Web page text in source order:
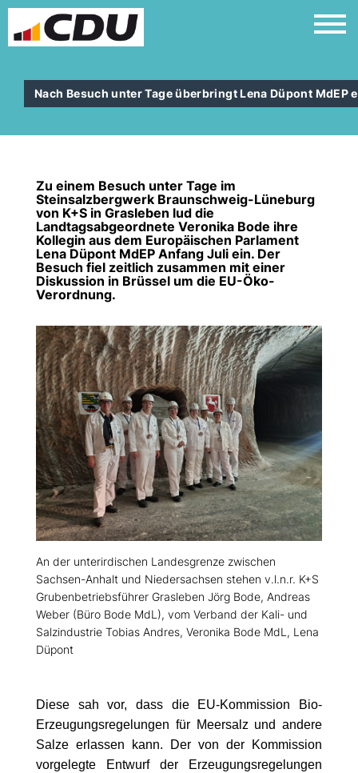
Nach Besuch unter Tage überbringt Lena Düpont
Zu einem Besuch unter Tage im
Steinsalzbergwerk Braunschweig-Lüneburg
von K+S in Grasleben lud die
Landtagsabgeordnete Veronika Bode ihre
Kollegin aus dem Europäischen Parlament
Lena Düpont MdEP Anfang Juli ein. Der
Besuch fiel zeitlich zusammen mit einer
Diskussion in Brüssel um die EU-Öko-
Verordnung.
An der unterirdischen Landesgrenze zwischen
Sachsen-Anhalt und Niedersachsen stehen v.l.n.r. K+S
Grubenbetriebsführer Grasleben Jörg Bode, Andreas
Weber (Büro Bode MdL), vom Verband der Kali- und
Salzindustrie Tobias Andres, Veronika Bode MdL, Lena
Düpont
Diese sah vor, dass die EU-Kommission Bio-
Erzeugungsregelungen für Meersalz und andere
Salze erlassen kann. Der von der Kommission
vorgelegte Entwurf der Erzeugungsregelungen